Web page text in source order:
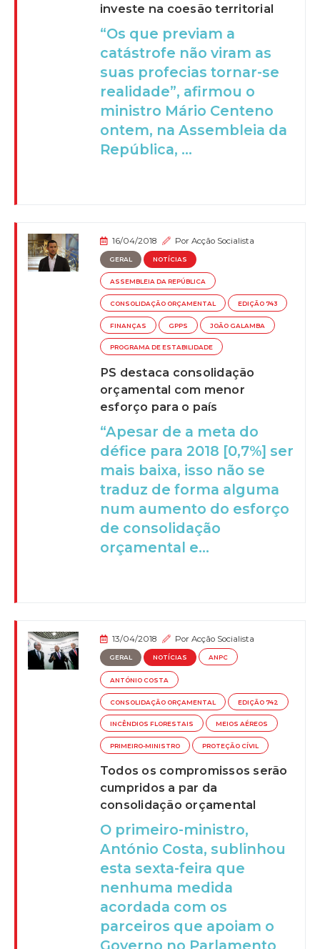
investe na coesão territorial
“Os que previam a
catástrofe não viram as
suas profecias tornar-se
realidade”, afirmou o
ministro Mário Centeno
ontem, na Assembleia da
República, ...
16/04/2018 PorAcção Socialista
GERAL NOTÍCIAS
ASSEMBLEIA DA REPÚBLICA
CONSOLIDAÇÃO ORÇAMENTAL EDIÇÃO 743
FINANÇAS GPPS JOÃO GALAMBA
PROGRAMA DE ESTABILIDADE
PS destaca consolidação
orçamental com menor
esforço para o país
“Apesar de a meta do
défice para 2018 [0,7%] ser
mais baixa, isso não se
traduz de forma alguma
num aumento do esforço
de consolidação
orçamental e...
13/04/2018 PorAcção Socialista
GERAL NOTÍCIAS ANPC
ANTÓNIO COSTA
CONSOLIDAÇÃO ORÇAMENTAL EDIÇÃO 742
INCÊNDIOS FLORESTAIS MEIOS AÉREOS
PRIMEIRO-MINISTRO PROTEÇÃO CÍVIL
Todos os compromissos serão
cumpridos a par da
consolidação orçamental
O primeiro-ministro,
António Costa, sublinhou
esta sexta-feira que
nenhuma medida
acordada com os
parceiros que apoiam o